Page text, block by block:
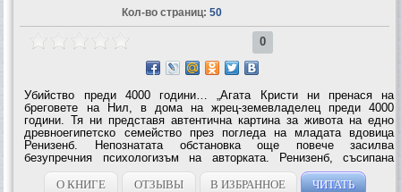
Кол-во страниц: 50
0
Убийство преди 4000 години… „Агата Кристи ни пренася на
бреговете на Нил, в дома на жрец-земевладелец преди 4000
години. Тя ни представя автентична картина за живота на едно
древноегипетско семейство през погледа на младата вдовица
Ренизенб. Непознатата обстановка още повече засилва
безупречния психологизъм на авторката. Ренизенб, съсипана
емоционално след смъртта на съпруга си, се завръща сред
непокътнатото спокойствие в бащината...
О КНИГЕ ОТЗЫВЫ В ИЗБРАННОЕ ЧИТАТЬ